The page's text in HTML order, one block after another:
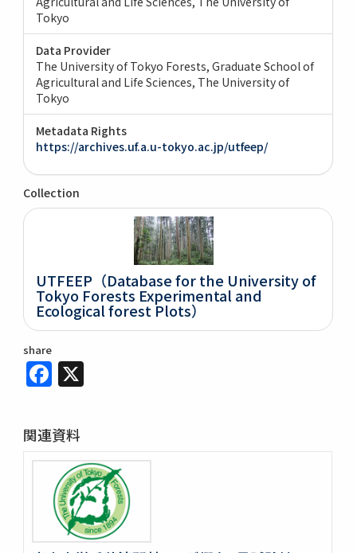
Tokyo
Data Provider
The University of Tokyo Forests, Graduate School of
Agricultural and Life Sciences, The University of
Tokyo
Metadata Rights
https://archives.uf.a.u-tokyo.ac.jp/utfeep/
Collection
UTFEEP（Database for the University of
Tokyo Forests Experimental and
Ecological forest Plots）
share
Facebook
関連資料